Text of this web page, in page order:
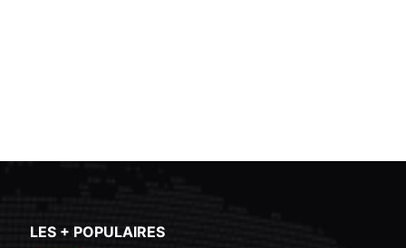
LES + POPULAIRES